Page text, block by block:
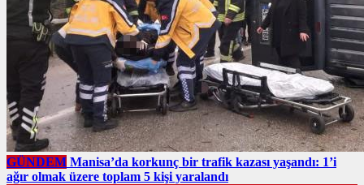
GÜNDEM Manisa’da korkunç bir trafik kazası yaşandı: 1’i
ağır olmak üzere toplam 5 kişi yaralandı